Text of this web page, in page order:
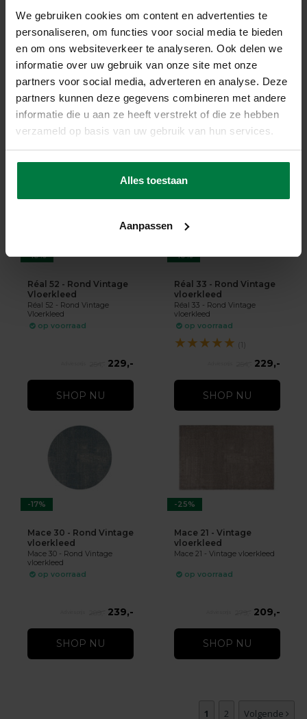
We gebruiken cookies om content en advertenties te
personaliseren, om functies voor social media te bieden
en om ons websiteverkeer te analyseren. Ook delen we
informatie over uw gebruik van onze site met onze
partners voor social media, adverteren en analyse. Deze
partners kunnen deze gegevens combineren met andere
informatie die u aan ze heeft verstrekt of die ze hebben
verzameld op basis van uw gebruik van hun services.
Alles toestaan
Aanpassen
Réal 44 - Rond Vintage
Vloerkleed
Vloerkleed
254,- 229,-
Mace 54 - Vintage
vloerkleed
Mace 54 - Vintage vloerkleed
★★★★★ (1)
279,- 209,-
-10%
Réal 52 - Rond Vintage
Vloerkleed
Réal 52 - Rond Vintage
Vloerkleed
op voorraad
229,-
SHOP NU
-10%
Réal 33 - Rond Vintage
vloerkleed
Réal 33 - Rond Vintage
vloerkleed
op voorraad
★★★★★ (1)
229,-
SHOP NU
-17%
Mace 30 - Rond Vintage
vloerkleed
Mace 30 - Rond Vintage
vloerkleed
op voorraad
239,-
SHOP NU
-25%
Mace 21 - Vintage
vloerkleed
Mace 21 - Vintage vloerkleed
op voorraad
209,-
SHOP NU
1 2 Volgende